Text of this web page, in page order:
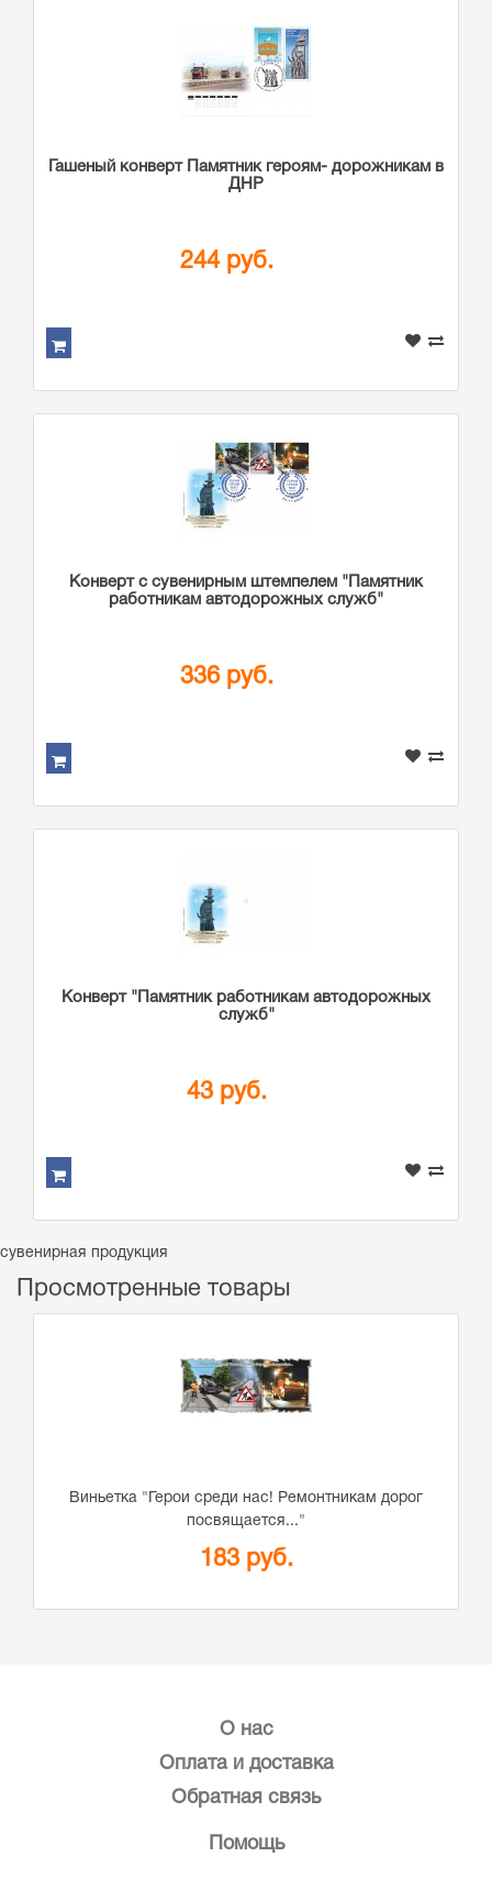
Гашеный конверт Памятник героям- дорожникам в
ДНР
244 руб.
Конверт с сувенирным штемпелем "Памятник
работникам автодорожных служб"
336 руб.
Конверт "Памятник работникам автодорожных
служб"
43 руб.
сувенирная продукция
Просмотренные товары
Виньетка "Герои среди нас! Ремонтникам дорог
посвящается..."
183 руб.
О нас
Оплата и доставка
Обратная связь
Помощь